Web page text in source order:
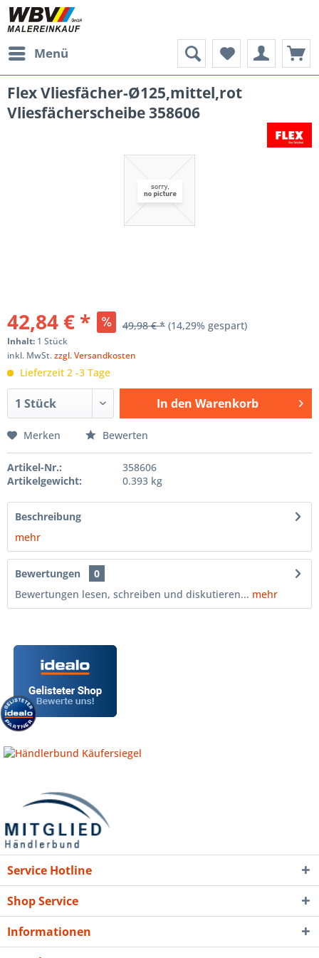
Menü
Flex Vliesfächer-Ø125,mittel,rot
Vliesfächerscheibe 358606
42,84 € * 49,98 € * (14,29% gespart)
Inhalt: 1 Stück
inkl. MwSt.zzgl. Versandkosten
Lieferzeit 2 -3 Tage
In den Warenkorb
Merken Bewerten
Artikel-Nr.:
358606
Artikelgewicht:
0.393 kg
Beschreibung
mehr
Bewertungen
0
Bewertungen lesen, schreiben und diskutieren... mehr
Service Hotline
Shop Service
Informationen